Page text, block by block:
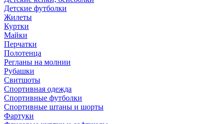
Детские футболки
Жилеты
Куртки
Майки
Перчатки
Полотенца
Регланы на молнии
Рубашки
Свитшоты
Спортивная одежда
Спортивные футболки
Спортивные штаны и шорты
Фартуки